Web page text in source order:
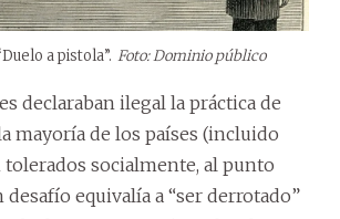
a pistola”. Foto: Dominio público
declaraban ilegal la práctica de
mayoría de los países (incluido
tolerados socialmente, al punto
equivalía a “ser derrotado”